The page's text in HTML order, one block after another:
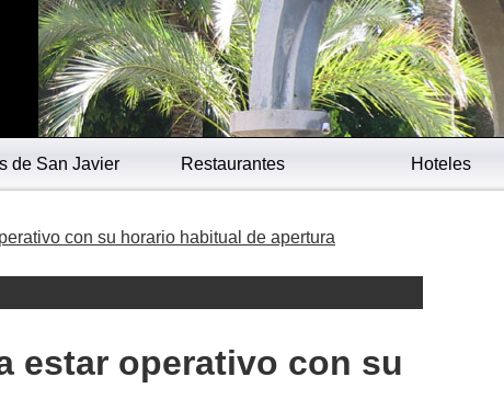
de San Javier Restaurantes Hoteles
con su horario habitual de apertura
estar operativo con su